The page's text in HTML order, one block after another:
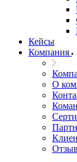
Кейсы
Компания
О